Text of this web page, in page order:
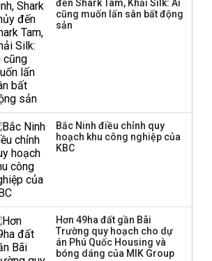
QR trên ứng dụng
đến Shark Tam, Khải Silk: Ai
cũng muốn lấn sân bất động
sản
Bắc Ninh điều chỉnh quy
hoạch khu công nghiệp của
KBC
Hơn 49ha đất gần Bãi
Trường quy hoạch cho dự
án Phú Quốc Housing và
bóng dáng của MIK Group